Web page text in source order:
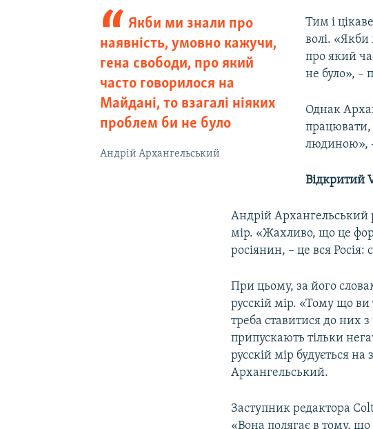
Якби ми знали про
наявність, умовно кажучи,
гена свободи, про який
часто говорилося на
Майдані, то взагалі ніяких
проблем би не було
Андрій Архангельський
Тим і
волі.
про який
не було», –
Однак
працювати,
людиною»,
Відкритий
Андрій Архангельський
мір. «Жахливо, що це
росіянин, – це вся
При цьому, за його
русскій мір. «Тому що ви
треба ставитися до них
припускають тільки
русскій мір будується на
Архангельський.
Заступник редактора
«Вона полягає в тому,